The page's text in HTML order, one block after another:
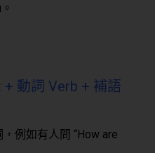
+ 動詞 Verb + 補語
例如有人問 “How are